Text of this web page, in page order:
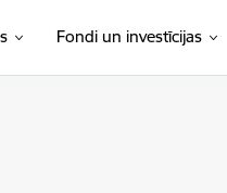
Fondi un investīcijas